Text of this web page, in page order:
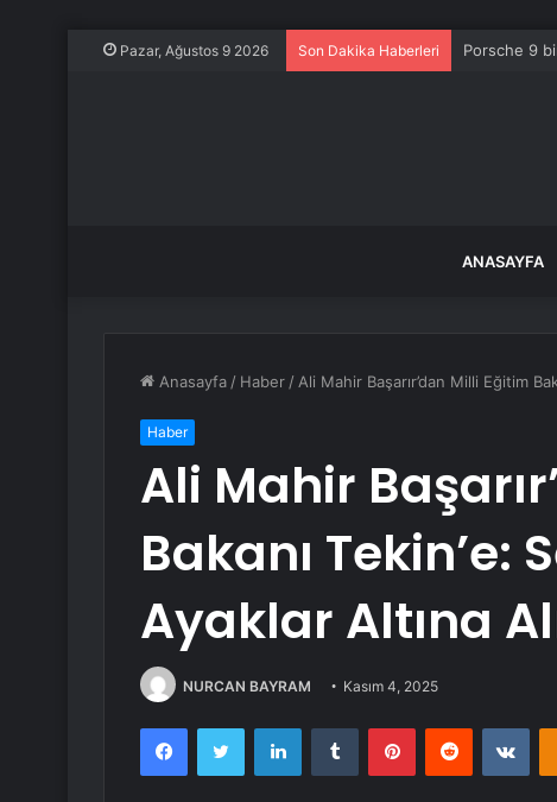
Pazar, Ağustos 9 2026 Son Dakika Haberleri Porsche 9
ANASAYFA
Anasayfa / Haber / Ali Mahir Başarır’dan Milli Eğitim
Haber
Ali Mahir
Bakanı Tekin’e:
Ayaklar Altına
NURCAN BAYRAM Kasım 4, 2025
FacebookTwitter LinkedInTumblr PinterestReddit